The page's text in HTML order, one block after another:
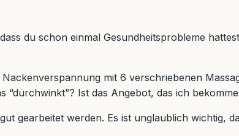
du schon einmal Gesundheitsprobleme
mit 6 verschriebenen
Ist das Angebot, das ich
gearbeitet werden. Es ist unglaublich wichtig,